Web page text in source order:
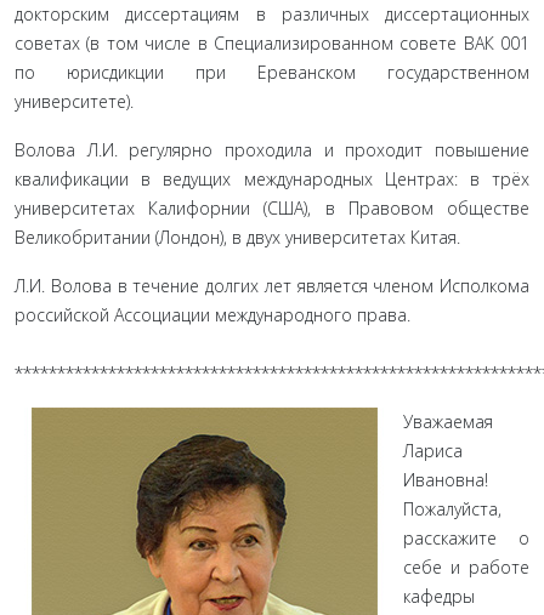
докторским диссертациям в различных диссертационных
советах (в том числе в Специализированном совете ВАК 001
по юрисдикции при Ереванском государственном
университете).
Волова Л.И. регулярно проходила и проходит повышение
квалификации в ведущих международных Центрах: в трёх
университетах Калифорнии (США), в Правовом обществе
Великобритании (Лондон), в двух университетах Китая.
Л.И. Волова в течение долгих лет является членом Исполкома
российской Ассоциации международного права.
Уважаемая
Лариса
Ивановна!
Пожалуйста,
расскажите о
себе и работе
кафедры